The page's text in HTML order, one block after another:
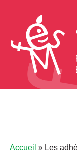
Accueil » Les